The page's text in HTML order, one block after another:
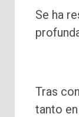
Se ha
Tras
tanto